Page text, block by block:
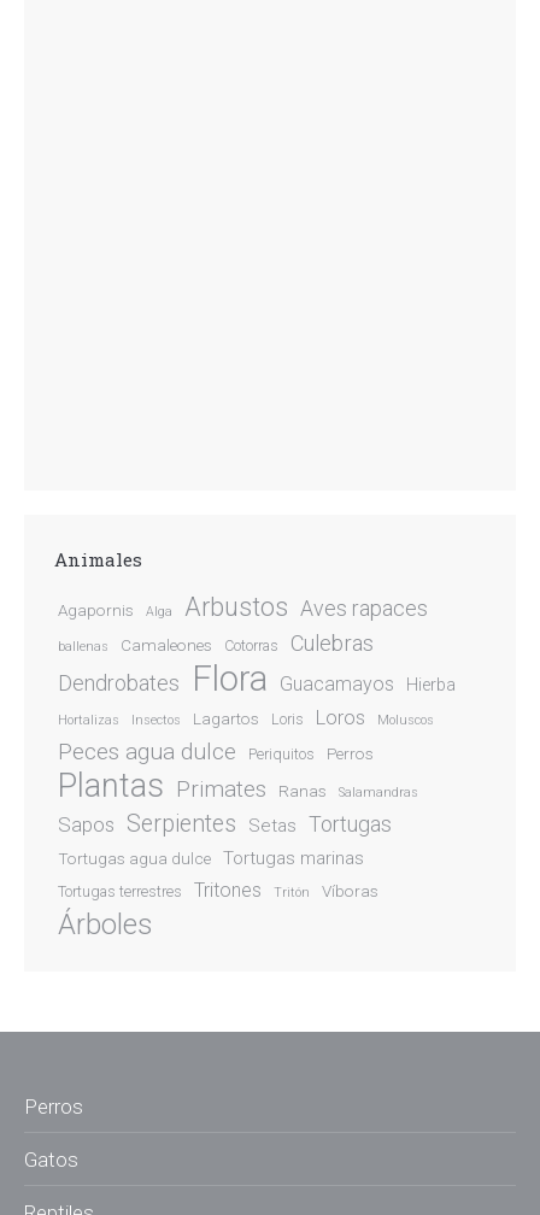
Animales
Agapornis Alga Arbustos Aves rapaces
ballenas Camaleones Cotorras Culebras
Dendrobates Flora Guacamayos Hierba
Hortalizas Insectos Lagartos Loris Loros Moluscos
Peces agua dulce Periquitos Perros
Plantas Primates Ranas Salamandras
Sapos Serpientes Setas Tortugas
Tortugas agua dulce Tortugas marinas
Tortugas terrestres Tritones Tritón Víboras
Árboles
Perros
Gatos